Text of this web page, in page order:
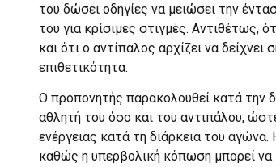
του δώσει οδηγίες να μειώσει την
του για κρίσιμες στιγμές. Αντιθέτως,
και ότι ο αντίπαλος αρχίζει να
επιθετικότητα.
Ο προπονητής παρακολουθεί κατά την
αθλητή του όσο και του αντιπάλου,
ενέργειας κατά τη διάρκεια του αγώνα.
καθώς η υπερβολική κόπωση μπορεί να